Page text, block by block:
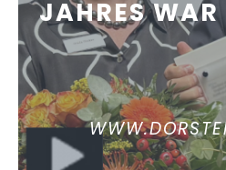
JAHRES